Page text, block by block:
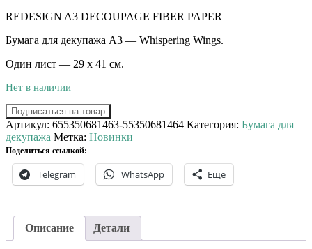
REDESIGN A3 DECOUPAGE FIBER PAPER
Бумага для декупажа А3 — Whispering Wings.
Один лист — 29 х 41 см.
Нет в наличии
Подписаться на товар
Артикул: 655350681463-55350681464 Категория: Бумага для
декупажа Метка: Новинки
Поделиться ссылкой:
Telegram WhatsApp Ещё
Описание Детали